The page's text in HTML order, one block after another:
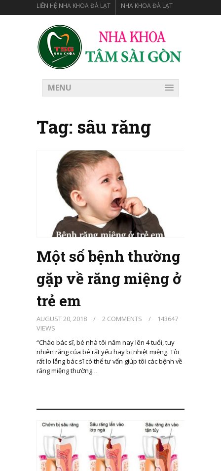
LIÊN HỆ NHA KHOA ĐÀ LẠT NHA KHOA ĐÀ LẠT
MENU
Tag: sâu răng
Một số bệnh thường
gặp về răng miệng ở
trẻ em
AUGUST 20, 2018 / 2 COMMENTS /
143647
VIEWS
“Chào bác sĩ, bé nhà tôi năm nay lên 4 tuổi, tuy
nhiên răng của bé rất yếu hay bị nhiệt miệng. Tôi
rất lo lắng bác sĩ có thể tư vấn giúp tôi các bệnh về
răng miệng thường…